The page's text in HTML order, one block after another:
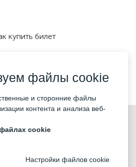
файлы cookie
и сторонние файлы
контента и анализа веб-
cookie
Настройки файлов cookie
LLC» Все права защищены
купить билет